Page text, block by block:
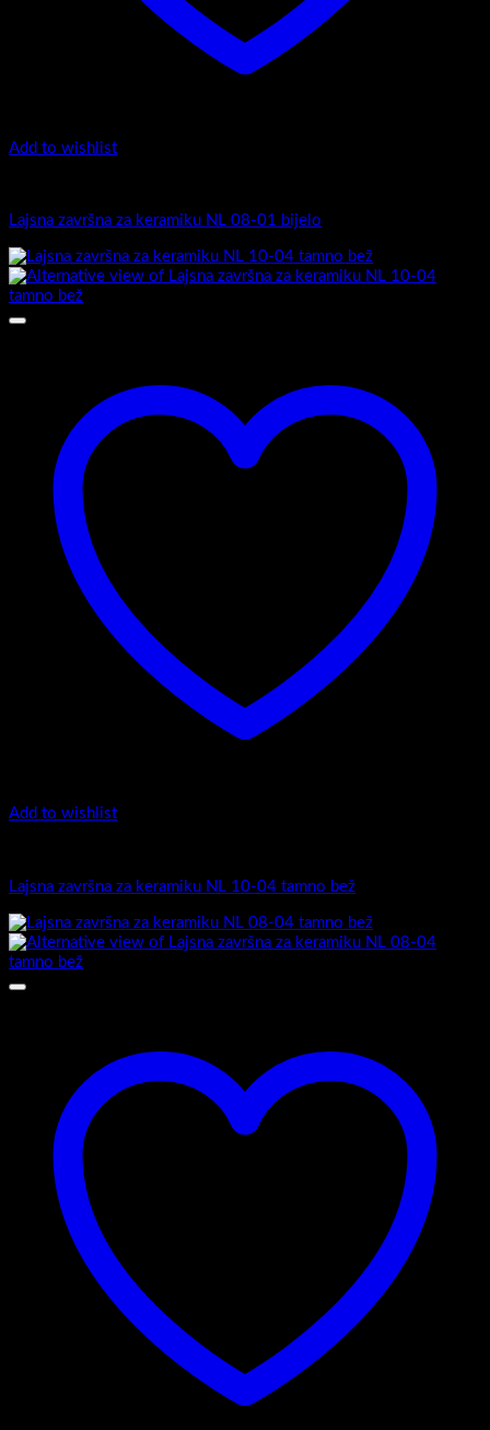
Add to wishlist
Lajsna završna za keramiku NL 08-01 bijelo
Add to wishlist
Lajsna završna za keramiku NL 10-04 tamno bež